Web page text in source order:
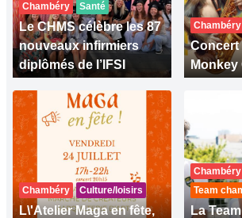
Chambéry Santé
Le CHMS célèbre les 87
nouveaux infirmiers
diplômés de l’IFSI
Chambéry
Concert
Monkey
Chambéry Culture/loisirs
L\'Atelier Maga en fête,
Chambéry
Team
La